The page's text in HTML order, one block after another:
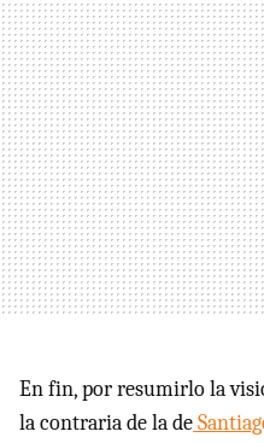
En fin, por resumirlo la
la contraria de la de